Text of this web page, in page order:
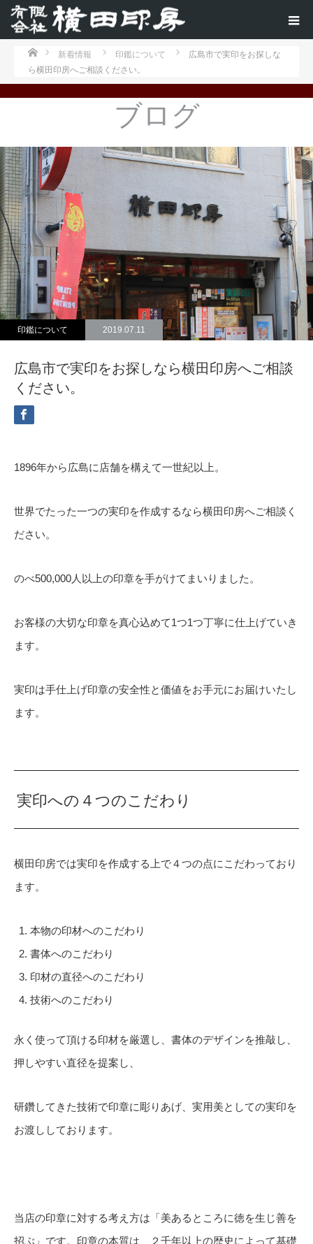
ホーム新着情報 印鑑について
広島市で実印をお探しな
ら横田印房へご相談ください。
ブログ
印鑑について 2019.07.11
広島市で実印をお探しなら横田印房へご相談
ください。
1896年から広島に店舗を構えて一世紀以上。
世界でたった一つの実印を作成するなら横田印房へご相談く
ださい。
のべ500,000人以上の印章を手がけてまいりました。
お客様の大切な印章を真心込めて1つ1つ丁寧に仕上げていき
ます。
実印は手仕上げ印章の安全性と価値をお手元にお届けいたし
ます。
実印への４つのこだわり
横田印房では実印を作成する上で４つの点にこだわっており
ます。
本物の印材へのこだわり
書体へのこだわり
印材の直径へのこだわり
技術へのこだわり
永く使って頂ける印材を厳選し、書体のデザインを推敲し、
押しやすい直径を提案し、
研鑽してきた技術で印章に彫りあげ、実用美としての実印を
お渡ししております。
当店の印章に対する考え方は「美あるところに徳を生じ善を
招ぶ」です。印章の本質は、２千年以上の歴史によって基礎